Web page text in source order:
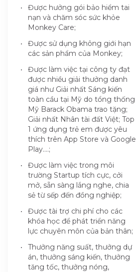
Được hưởng gói bảo hiểm tai
nạn và chăm sóc sức khỏe
Monkey Care;
Được sử dụng không giới hạn
các sản phẩm của Monkey;
Được làm việc tại công ty đạt
được nhiều giải thưởng danh
giá như Giải nhất Sáng kiến
toàn cầu tại Mỹ do tổng thống
Mỹ Barack Obama trao tặng;
Giải nhất Nhân tài đất Việt; Top
1 ứng dụng trẻ em được yêu
thích trên App Store và Google
Play….;
Được làm việc trong môi
trường Startup tích cực, cởi
mở, sẵn sàng lắng nghe, chia
sẻ từ sếp đến đồng nghiệp;
Được tài trợ chi phí cho các
khóa học để phát triển năng
lực chuyên môn của bản thân;
Thưởng năng suất, thưởng dự
án, thưởng sáng kiến, thưởng
tăng tốc, thưởng nóng,